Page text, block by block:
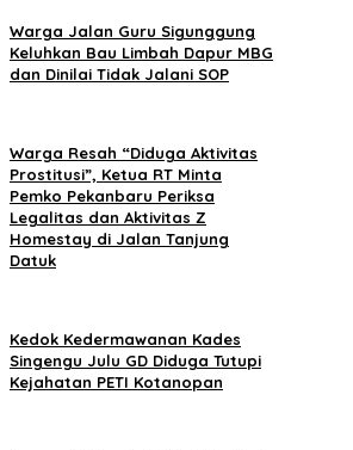
Warga Jalan Guru Sigunggung
Keluhkan Bau Limbah Dapur MBG
dan Dinilai Tidak Jalani SOP
Warga Resah “Diduga Aktivitas
Prostitusi”, Ketua RT Minta
Pemko Pekanbaru Periksa
Legalitas dan Aktivitas Z
Homestay di Jalan Tanjung
Datuk
Kedok Kedermawanan Kades
Singengu Julu GD Diduga Tutupi
Kejahatan PETI Kotanopan